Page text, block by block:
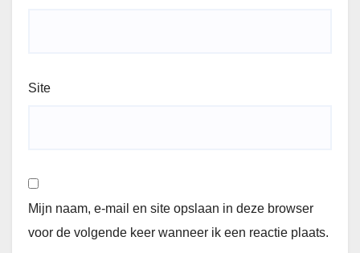
Site
Mijn naam, e-mail en site opslaan in deze browser
voor de volgende keer wanneer ik een reactie plaats.